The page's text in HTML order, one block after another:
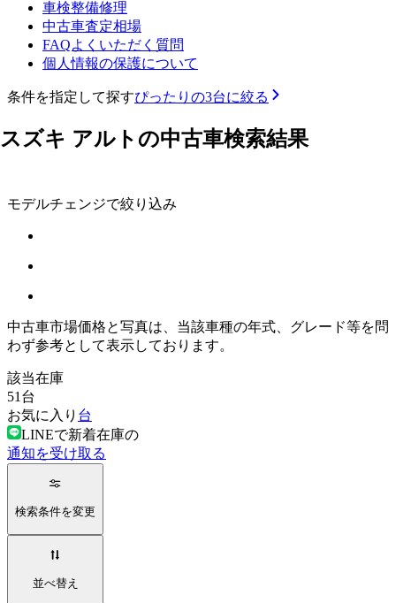
車検整備修理
中古車査定相場
FAQよくいただく質問
個人情報の保護について
条件を指定して探すぴったりの3台に絞る
スズキ アルトの中古車検索結果
モデルチェンジで絞り込み
中古車市場価格と写真は、当該車種の年式、グレード等を問
わず参考として表示しております。
該当在庫
51 台
お気に入り 台
LINEで新着在庫の
通知を受け取る
検索条件を変更
並べ替え